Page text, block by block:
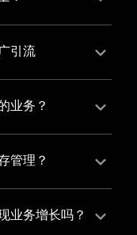
用户发放优惠
购买，并激
引流
券、满减活动
赞的微信公
业务？
商城、有赞私
通线上线下
。
管理？
帮助您实现门
管理、库存管
业务增长吗？